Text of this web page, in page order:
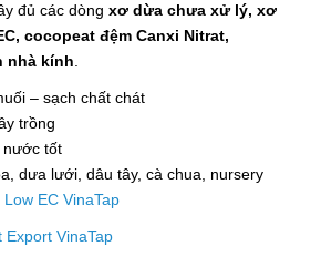
đủ các dòng xơ dừa chưa xử lý, xơ
cocopeat đệm Canxi Nitrat,
nhà kính
– sạch chất chát
trồng
nước tốt
dưa lưới, dâu tây, cà chua, nursery
EC VinaTap
Export VinaTap